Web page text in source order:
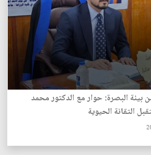
البصرة: حوار مع الدكتور محمد
التقانة الحيوية